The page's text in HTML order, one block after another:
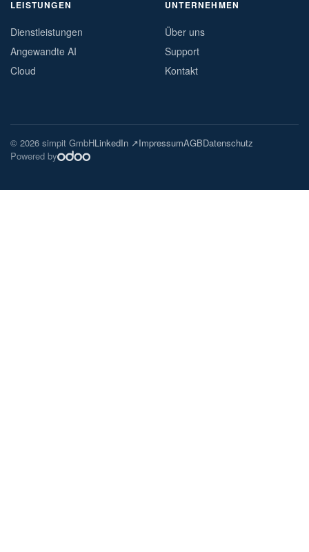
LEISTUNGEN
Dienstleistungen
Angewandte AI
Cloud
UNTERNEHMEN
Über uns
Support
Kontakt
© 2026 simpit GmbHLinkedIn ↗ImpressumAGBDatenschutz
Powered by